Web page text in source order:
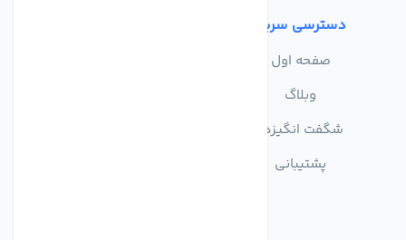
دسترسی سریع
صفحه اول
وبلاگ
شگفت انگیزها
پشتیبانی